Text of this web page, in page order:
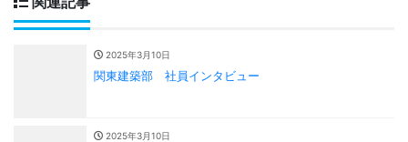
2025年3月10日
関東建築部 社員インタビュー
2025年3月10日